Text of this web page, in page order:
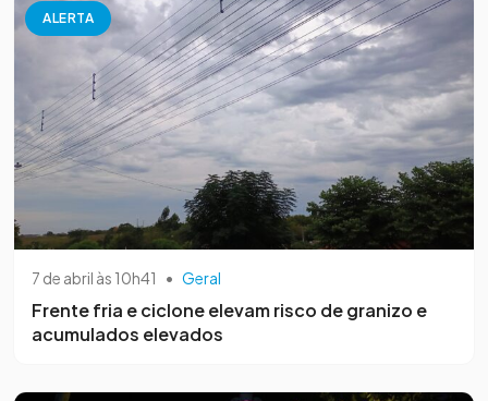
ALERTA
7 de abril às 10h41 • Geral
Frente fria e ciclone elevam risco de granizo e
acumulados elevados